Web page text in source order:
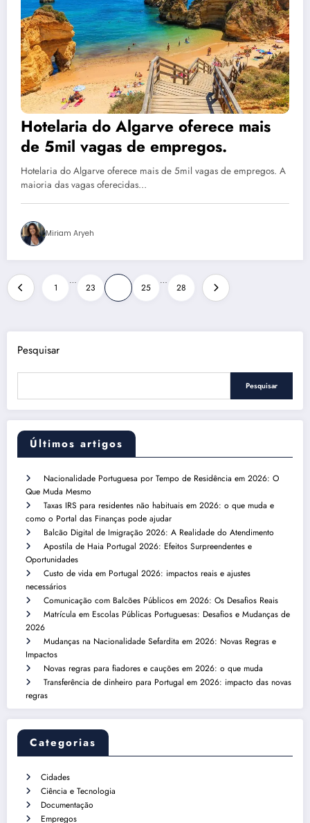
Hotelaria do Algarve oferece mais
de 5mil vagas de empregos.
Hotelaria do Algarve oferece mais de 5mil vagas de empregos. A
maioria das vagas oferecidas…
Miriam Aryeh
Paginação
de
posts
1
…
23 25
…
28
Pesquisar
Pesquisar
Últimos artigos
Nacionalidade Portuguesa por Tempo de Residência em 2026: O
Que Muda Mesmo
Taxas IRS para residentes não habituais em 2026: o que muda e
como o Portal das Finanças pode ajudar
Balcão Digital de Imigração 2026: A Realidade do Atendimento
Apostila de Haia Portugal 2026: Efeitos Surpreendentes e
Oportunidades
Custo de vida em Portugal 2026: impactos reais e ajustes
necessários
Comunicação com Balcões Públicos em 2026: Os Desafios Reais
Matrícula em Escolas Públicas Portuguesas: Desafios e Mudanças de
2026
Mudanças na Nacionalidade Sefardita em 2026: Novas Regras e
Impactos
Novas regras para fiadores e cauções em 2026: o que muda
Transferência de dinheiro para Portugal em 2026: impacto das novas
regras
Categorias
Cidades
Ciência e Tecnologia
Documentação
Empregos